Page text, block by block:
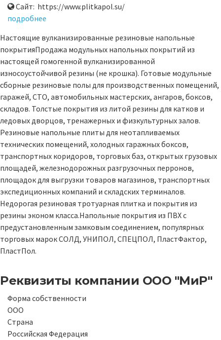
Сайт: https://www.plitkapol.su/
подробнее
Настоящие вулканизированные резиновые напольные
покрытияПродажа модульных напольных покрытий из
настоящей гомогенной вулканизированной
износоустойчивой резины (не крошка). Готовые модульные
сборные резиновые полы для производственных помещений,
гаражей, СТО, автомобильных мастерских, ангаров, боксов,
складов. Толстые покрытия из литой резины для катков и
ледовых дворцов, тренажерных и физкультурных залов.
Резиновые напольные плиты для неотапливаемых
технических помещений, холодных гаражных боксов,
транспортных коридоров, торговых баз, открытых грузовых
площадей, железнодорожных разгрузочных перронов,
площадок для выгрузки товаров магазинов, транспортных
экспедиционных компаний и складских терминалов.
Недорогая резиновая тротуарная плитка и покрытия из
резины эконом класса.Напольные покрытия из ПВХ с
предустановленным замковым соединением, популярных
торговых марок СОЛД, УНИПОЛ, СПЕЦПОЛ, ПластФактор,
ПластПол.
Реквизиты компании ООО "МиР"
Форма собственности
ООО
Страна
Российская Федерация